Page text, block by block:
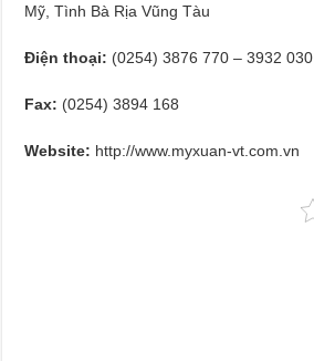
Mỹ, Tình Bà Rịa Vũng Tàu
Điện thoại: (0254) 3876 770 – 3932 030
Fax: (0254) 3894 168
Website: http://www.myxuan-vt.com.vn